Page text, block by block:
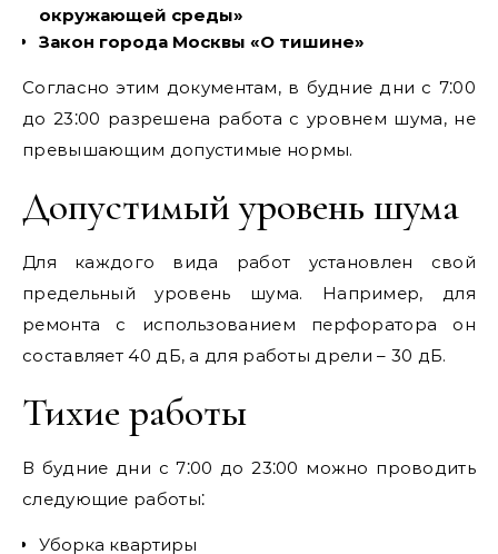
окружающей среды»
Закон города Москвы «О тишине»
Согласно этим документам, в будние дни с 7⁚00
до 23⁚00 разрешена работа с уровнем шума, не
превышающим допустимые нормы.
Допустимый уровень шума
Для каждого вида работ установлен свой
предельный уровень шума. Например, для
ремонта с использованием перфоратора он
составляет 40 дБ, а для работы дрели – 30 дБ.
Тихие работы
В будние дни с 7⁚00 до 23⁚00 можно проводить
следующие работы⁚
Уборка квартиры